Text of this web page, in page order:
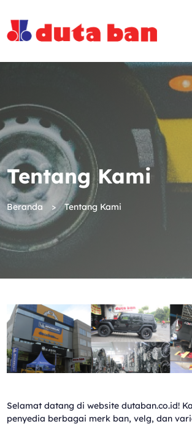
Tentang Kami
Beranda Tentang Kami
Selamat datang di website dutaban.co.id!
penyedia berbagai merk ban, velg, dan